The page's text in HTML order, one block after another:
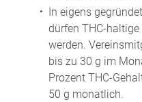
In eigens
dürfen THC-
werden.
bis zu 30 g im
Prozent THC-
50 g monatlich.